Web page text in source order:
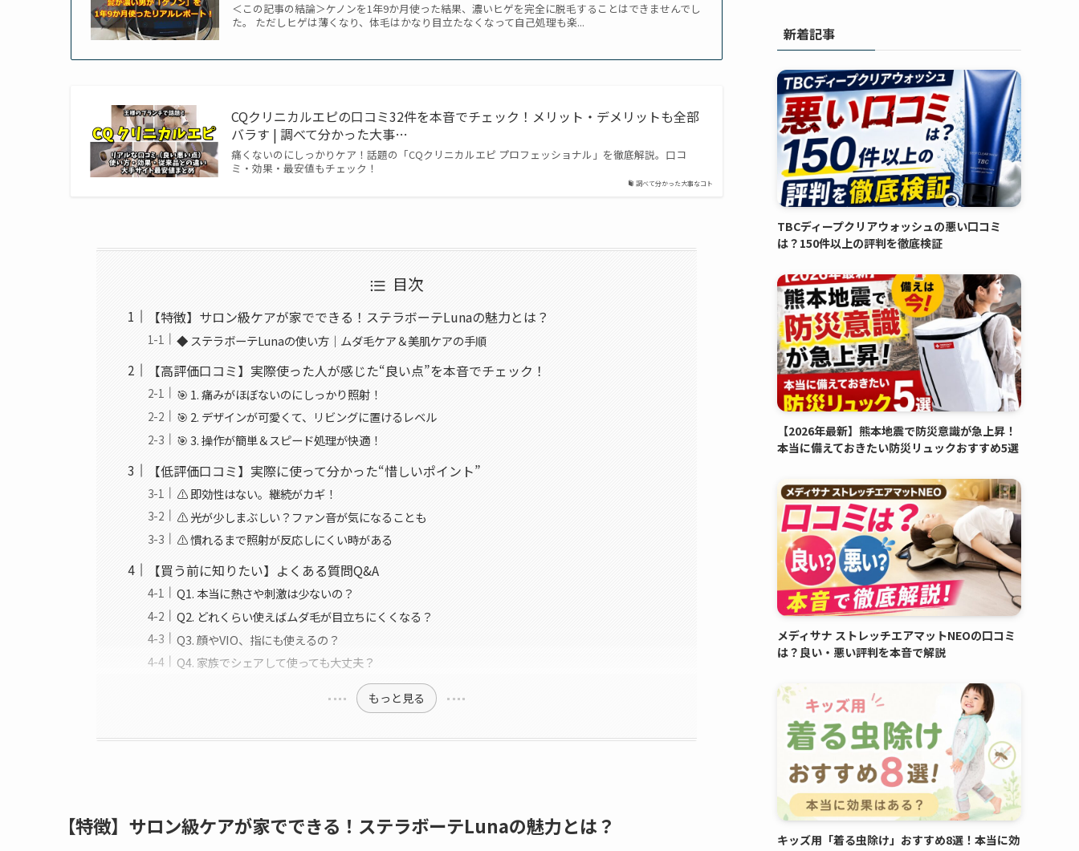
＜この記事の結論＞ケノンを1年9か月使った結果、濃いヒゲを完全に脱毛することはできませんでし
た。 ただしヒゲは薄くなり、体毛はかなり目立たなくなって自己処理も楽...
調べて分かった大事なコト
CQクリニカルエピの口コミ32件を本音でチェック！メリット・デメリットも全部
バラす | 調べて分かった大事…
痛くないのにしっかりケア！話題の「CQクリニカルエピ プロフェッショナル」を徹底解説。口コ
ミ・効果・最安値もチェック！
目次
【特徴】サロン級ケアが家でできる！ステラボーテLunaの魅力とは？
◆ ステラボーテLunaの使い方｜ムダ毛ケア＆美肌ケアの手順
【高評価口コミ】実際使った人が感じた“良い点”を本音でチェック！
🎯 1. 痛みがほぼないのにしっかり照射！
🎯 2. デザインが可愛くて、リビングに置けるレベル
🎯 3. 操作が簡単＆スピード処理が快適！
【低評価口コミ】実際に使って分かった“惜しいポイント”
⚠️ 即効性はない。継続がカギ！
⚠️ 光が少しまぶしい？ファン音が気になることも
⚠️ 慣れるまで照射が反応しにくい時がある
【買う前に知りたい】よくある質問Q&A
Q1. 本当に熱さや刺激は少ないの？
Q2. どれくらい使えばムダ毛が目立ちにくくなる？
Q3. 顔やVIO、指にも使えるの？
Q4. 家族でシェアして使っても大丈夫？
もっと見る
【特徴】サロン級ケアが家でできる！ステラボーテLunaの魅力とは？
新着記事
TBCディープクリアウォッシュの悪い口コミ
は？150件以上の評判を徹底検証
【2026年最新】熊本地震で防災意識が急上昇！
本当に備えておきたい防災リュックおすすめ5選
メディサナ ストレッチエアマットNEOの口コミ
は？良い・悪い評判を本音で解説
キッズ用「着る虫除け」おすすめ8選！本当に効